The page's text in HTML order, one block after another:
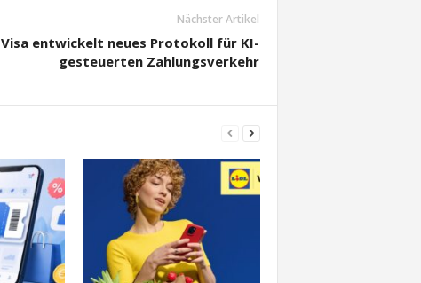
Nächster Artikel
Visa entwickelt neues Protokoll für KI-
gesteuerten Zahlungsverkehr